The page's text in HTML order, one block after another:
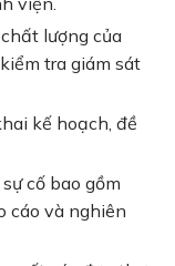
lượng của
tra giám sát
kế hoạch, đề
cố bao gồm
cáo và nghiên